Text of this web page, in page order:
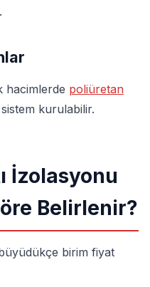
hacimlerde poliüretan
kurulabilir.
İzolasyonu
Belirlenir?
birim fiyat